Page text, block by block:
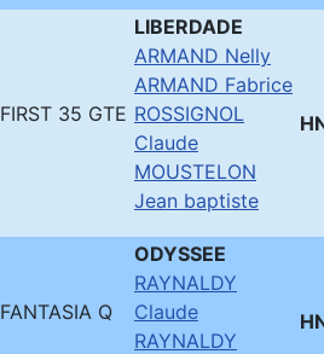
FIRST 35 GTE
LIBERDADE
ARMAND Nelly
ARMAND Fabrice
ROSSIGNOL
Claude
MOUSTELON
Jean baptiste
FANTASIA Q
ODYSSEE
RAYNALDY
Claude
RAYNALDY